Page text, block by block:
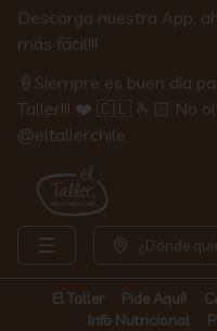
Descarga nuestra App,
más fácil!!!
🍦Siempre es buen día
Taller!!! ❤️ 🇨🇱 🫰🏻 No
@eltallerchile
¿Dónde
El Taller Pide Aquí!
Info Nutricional